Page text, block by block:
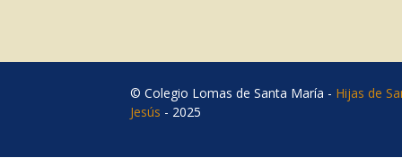
© Colegio Lomas de Santa María - Hijas de
Jesús - 2025